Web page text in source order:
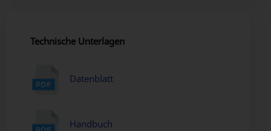
Technische Unterlagen
Datenblatt
Handbuch